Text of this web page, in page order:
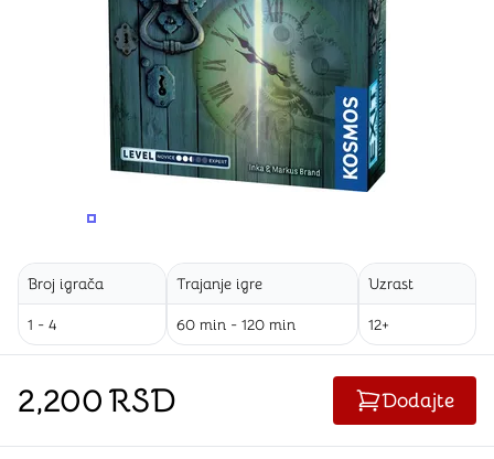
PROMENITE UGAO GLEDANJA
Broj igrača
1 - 4
Trajanje igre
60 min - 120 min
Uzrast
12+
2,200RSD Dodajte